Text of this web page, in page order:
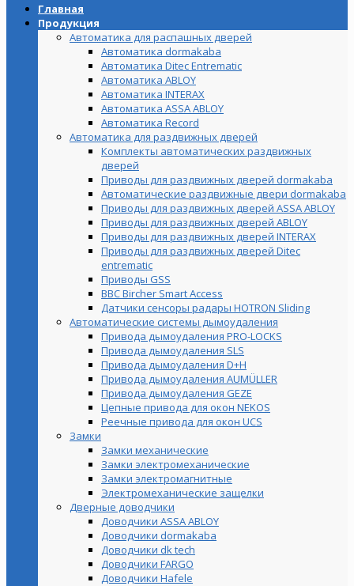
Главная
Продукция
Автоматика для распашных дверей
Автоматика dormakaba
Автоматика Ditec Entrematic
Автоматика ABLOY
Автоматика INTERAX
Автоматика ASSA ABLOY
Автоматика Record
Автоматика для раздвижных дверей
Комплекты автоматических раздвижных
дверей
Приводы для раздвижных дверей dormakaba
Автоматические раздвижные двери dormakaba
Приводы для раздвижных дверей ASSA ABLOY
Приводы для раздвижных дверей ABLOY
Приводы для раздвижных дверей INTERAX
Приводы для раздвижных дверей Ditec
entrematic
Приводы GSS
BBC Bircher Smart Access
Датчики сенсоры радары HOTRON Sliding
Автоматические системы дымоудаления
Привода дымоудаления PRO-LOCKS
Привода дымоудаления SLS
Привода дымоудаления D+H
Привода дымоудаления AUMÜLLER
Привода дымоудаления GEZE
Цепные привода для окон NEKOS
Реечные привода для окон UСS
Замки
Замки механические
Замки электромеханические
Замки электромагнитные
Электромеханические защелки
Дверные доводчики
Доводчики ASSA ABLOY
Доводчики dormakaba
Доводчики dk tech
Доводчики FARGO
Доводчики Hafele